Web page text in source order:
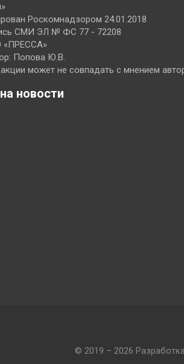
Роскомнадзором 24.01.2018
СМИ ЭЛ № ФС 77 - 72208
«ПРЕССА»
Попова Ю.В.
может не совпадать с мнением
новости
© 2019 – 2026